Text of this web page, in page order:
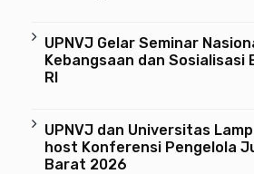
UPNVJ Gelar Seminar
Kebangsaan dan Sosialisasi
RI
UPNVJ dan Universitas
host Konferensi Pengelola
Barat 2026